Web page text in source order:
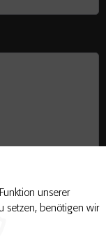
unserer
setzen, benötigen wir